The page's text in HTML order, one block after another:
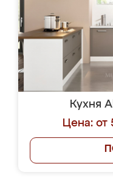
Кухня
Цена: от